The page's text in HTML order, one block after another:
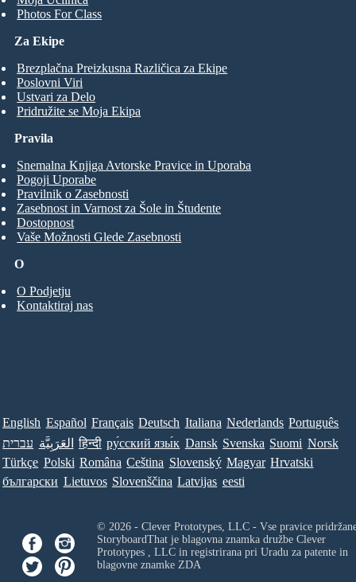
Photos For Class
Za Ekipe
Brezplačna Preizkusna Različica za Ekipe
Poslovni Viri
Ustvari za Delo
Pridružite se Moja Ekipa
O
O Podjetju
Kontaktiraj nas
Pravila
Snemalna Knjiga Avtorske Pravice in Uporaba
Pogoji Uporabe
Pravilnik o Zasebnosti
Zasebnost in Varnost za Šole in Študente
Dostopnost
Vaše Možnosti Glede Zasebnosti
English Español Français Deutsch Italiana Nederlands Português
עברית العَرَبِيَّة हिन्दी ру́сский язы́к Dansk Svenska Suomi Norsk
Türkçe Polski Româna Ceština Slovenský Magyar Hrvatski
български Lietuvos Slovenščina Latvijas eesti
© 2026 - Clever Prototypes, LLC - Vse pravice
StoryboardThat je blagovna znamka družbe Clever
Prototypes , LLCin registrirana pri Uradu za patente in
blagovne znamke ZDA